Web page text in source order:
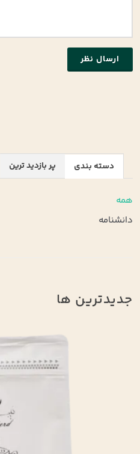
ارسال نظر
دسته بندی پر بازدید ترین
همه
دانشنامه
جدیدترین ها